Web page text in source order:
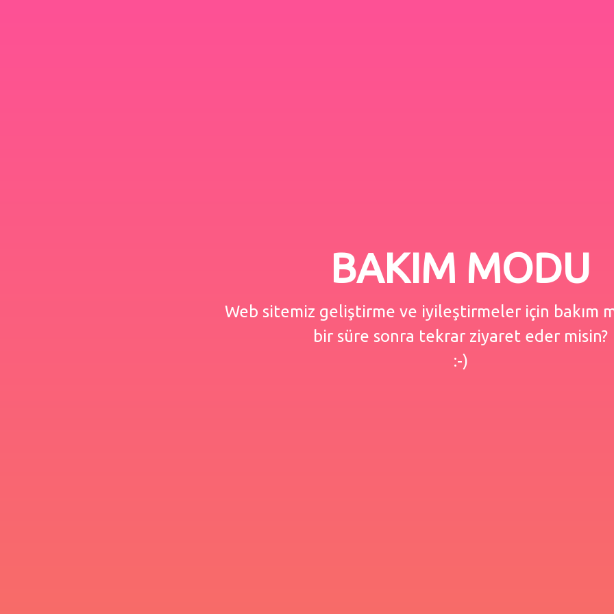
BAKIM MODU
Web sitemiz geliştirme ve iyileştirmeler için bakım
bir süre sonra tekrar ziyaret eder misin?
:-)